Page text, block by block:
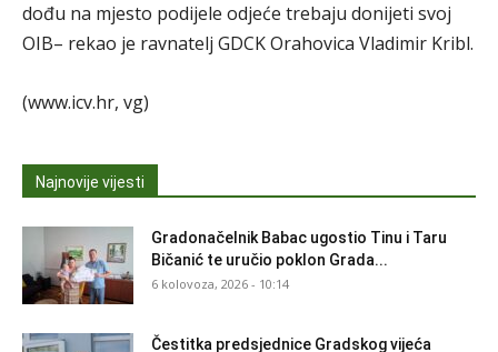
dođu na mjesto podijele odjeće trebaju donijeti svoj
OIB– rekao je ravnatelj GDCK Orahovica Vladimir Kribl.
(www.icv.hr, vg)
Najnovije vijesti
Gradonačelnik Babac ugostio Tinu i Taru
Bičanić te uručio poklon Grada...
6 kolovoza, 2026 - 10:14
Čestitka predsjednice Gradskog vijeća